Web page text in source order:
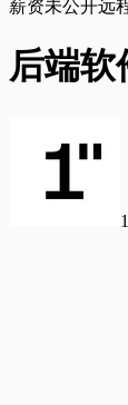
薪资未公开远
后端软